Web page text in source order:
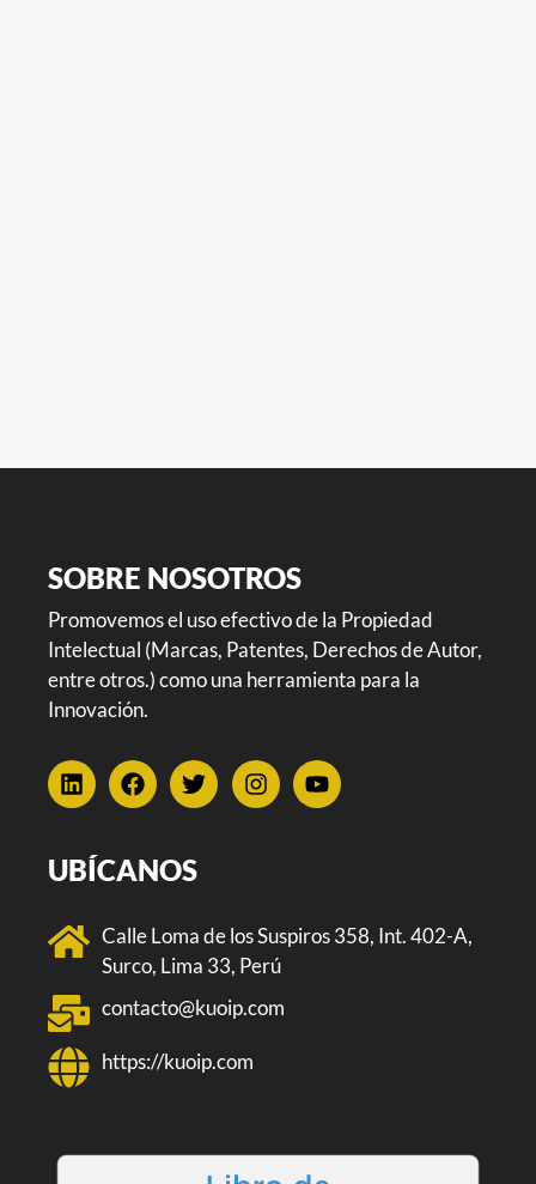
SOBRE NOSOTROS
Promovemos el uso efectivo de la Propiedad
Intelectual (Marcas, Patentes, Derechos de Autor,
entre otros.) como una herramienta para la
Innovación.
UBÍCANOS
Calle Loma de los Suspiros 358, Int. 402-A,
Surco, Lima 33, Perú
contacto@kuoip.com
https://kuoip.com